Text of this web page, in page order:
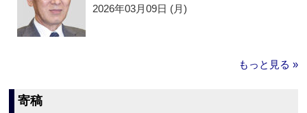
2026年03月09日 (月)
もっと見る »
寄稿